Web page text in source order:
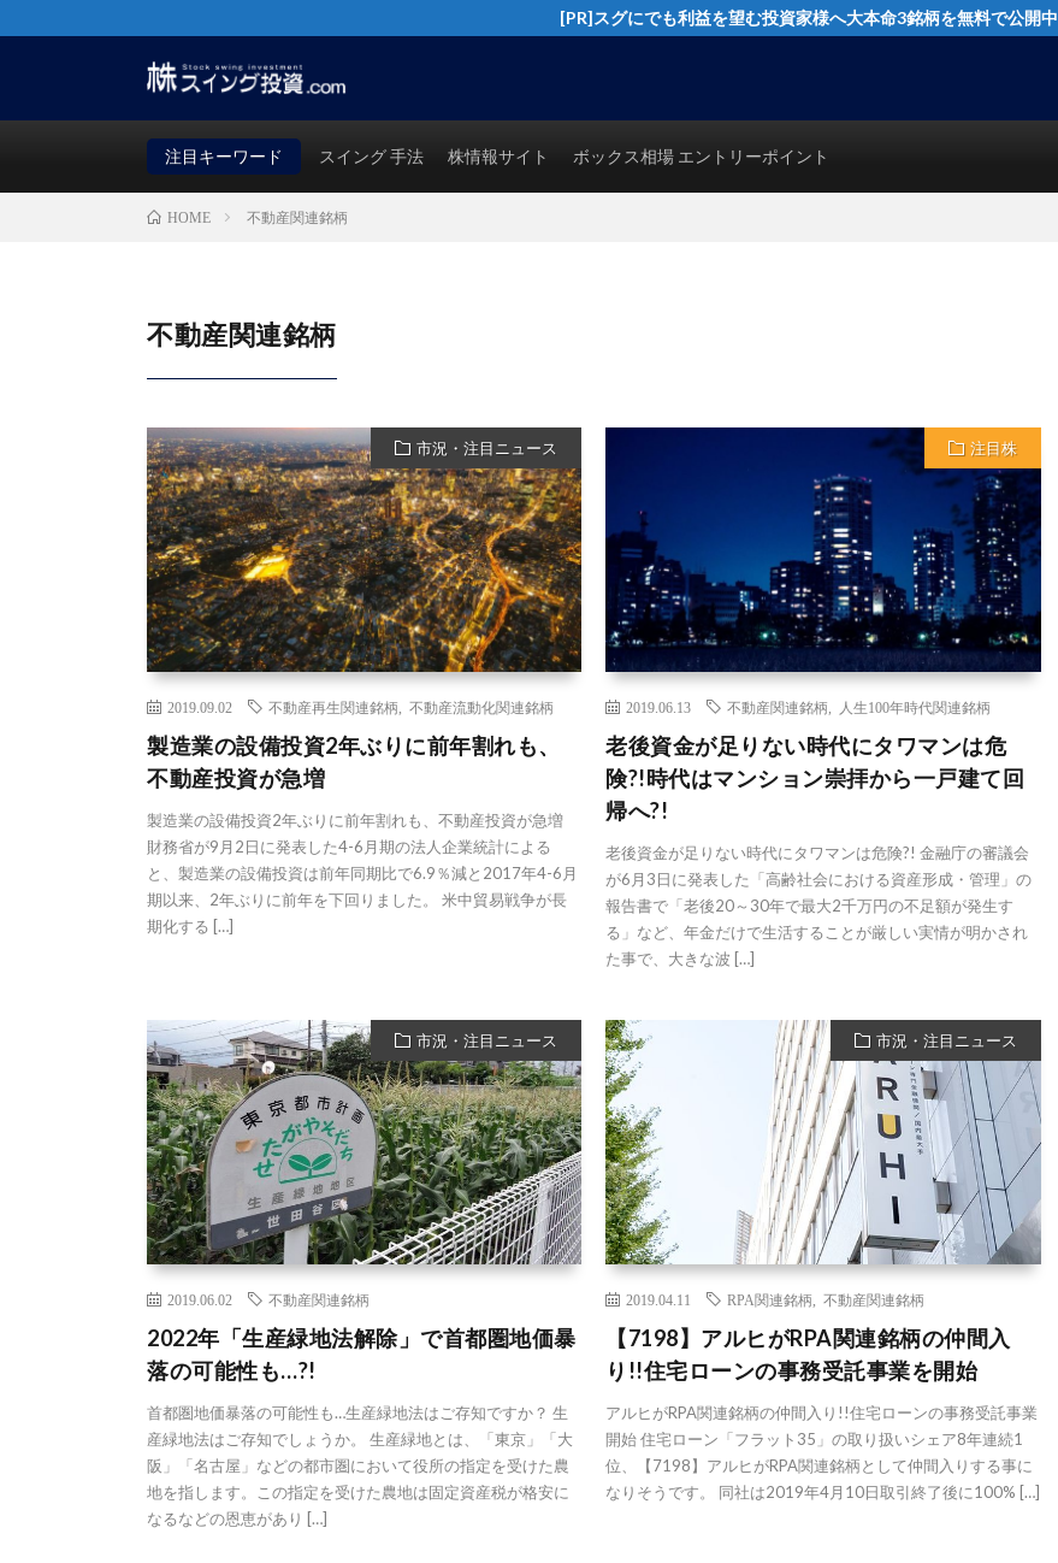
[PR]スグにでも利益を望む投資家様へ大本命3銘柄を無料で公開中
買い時・売り時も徹底検証！
注目キーワード スイング 手法 株情報サイト ボックス相場 エントリーポイント
HOME 不動産関連銘柄
不動産関連銘柄
市況・注目ニュース
2019.09.02 不動産再生関連銘柄 不動産流動化関連銘柄
製造業の設備投資2年ぶりに前年割れも、
不動産投資が急増
製造業の設備投資2年ぶりに前年割れも、不動産投資が急増
財務省が9月2日に発表した4-6月期の法人企業統計による
と、製造業の設備投資は前年同期比で6.9％減と2017年4-6月
期以来、2年ぶりに前年を下回りました。 米中貿易戦争が長
期化する […]
注目株
2019.06.13 不動産関連銘柄 人生100年時代関連銘柄
老後資金が足りない時代にタワマンは危
険?!時代はマンション崇拝から一戸建て回
帰へ?!
老後資金が足りない時代にタワマンは危険?! 金融庁の審議会
が6月3日に発表した「高齢社会における資産形成・管理」の
報告書で「老後20～30年で最大2千万円の不足額が発生す
る」など、年金だけで生活することが厳しい実情が明かされ
た事で、大きな波 […]
市況・注目ニュース
2019.06.02 不動産関連銘柄
2022年「生産緑地法解除」で首都圏地価暴
落の可能性も…?!
首都圏地価暴落の可能性も…生産緑地法はご存知ですか？ 生
産緑地法はご存知でしょうか。 生産緑地とは、「東京」「大
阪」「名古屋」などの都市圏において役所の指定を受けた農
地を指します。この指定を受けた農地は固定資産税が格安に
なるなどの恩恵があり […]
市況・注目ニュース
2019.04.11 RPA関連銘柄 ,不動産関連銘柄
【7198】アルヒがRPA関連銘柄の仲間入
り!!住宅ローンの事務受託事業を開始
アルヒがRPA関連銘柄の仲間入り!!住宅ローンの事務受託事業
開始 住宅ローン「フラット35」の取り扱いシェア8年連続1
位、【7198】アルヒがRPA関連銘柄として仲間入りする事に
なりそうです。 同社は2019年4月10日取引終了後に100% […]